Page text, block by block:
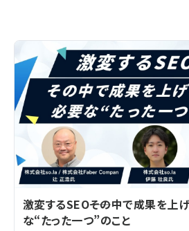
激変するSEO――その中で成果を上
な“たった一つ”のこと